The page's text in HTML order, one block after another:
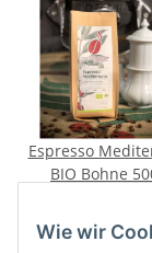
Wie wir
Espresso
BIO Bohne
30,40 € pro 1